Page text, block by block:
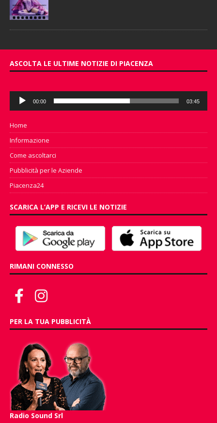
ASCOLTA LE ULTIME NOTIZIE DI PIACENZA
Audio
Player
00:00 03:45
Home
Informazione
Come ascoltarci
Pubblicità per le Aziende
Piacenza24
SCARICA L’APP E RICEVI LE NOTIZIE
RIMANI CONNESSO
PER LA TUA PUBBLICITÀ
Radio Sound Srl